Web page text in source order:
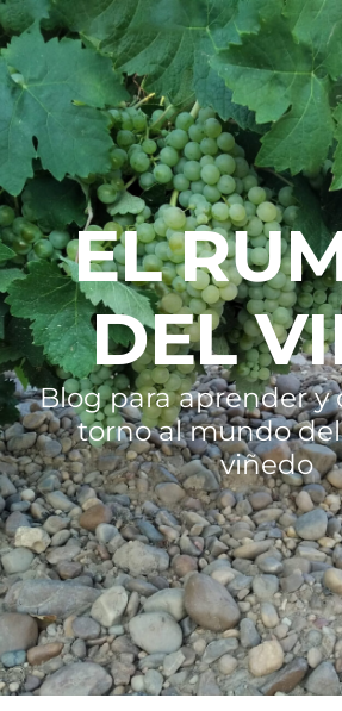
EL
DEL
Blog para aprender y
torno al mundo
viñedo